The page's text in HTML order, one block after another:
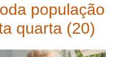
população
quarta (20)